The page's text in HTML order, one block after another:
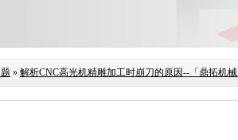
» 解析CNC高光机精雕加工时崩刀的原因--「鼎拓机